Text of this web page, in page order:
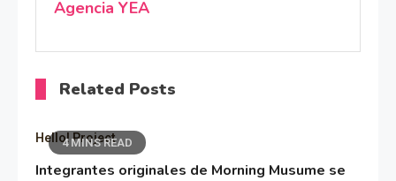
Agencia YEA
Related Posts
4 MINS READ
Hello! Project
Integrantes originales de Morning Musume se